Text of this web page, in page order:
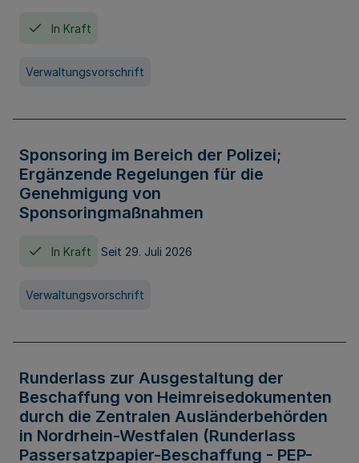
In Kraft
Verwaltungsvorschrift
Sponsoring im Bereich der Polizei;
Ergänzende Regelungen für die
Genehmigung von
Sponsoringmaßnahmen
In Kraft Seit 29. Juli 2026
Verwaltungsvorschrift
Runderlass zur Ausgestaltung der
Beschaffung von Heimreisedokumenten
durch die Zentralen Ausländerbehörden
in Nordrhein-Westfalen (Runderlass
Passersatzpapier-Beschaffung - PEP-